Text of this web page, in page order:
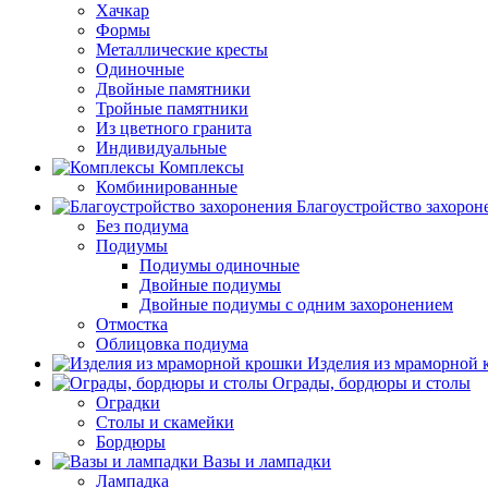
Хачкар
Формы
Металлические кресты
Одиночные
Двойные памятники
Тройные памятники
Из цветного гранита
Индивидуальные
Комплексы
Комбинированные
Благоустройство
Без подиума
Подиумы
Подиумы одиночные
Двойные подиумы
Двойные подиумы с одним захоронением
Отмостка
Облицовка подиума
Изделия из мраморной
Ограды, бордюры и столы
Оградки
Столы и скамейки
Бордюры
Вазы и лампадки
Лампадка